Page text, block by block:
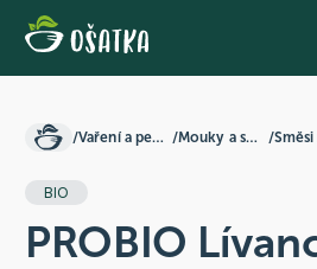
/ Vaření a pečení / Mouky a směsi /
BIO
PROBIO